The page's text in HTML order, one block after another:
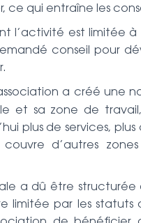
ce qui entraîne les
l’activité est limitée
conseil pour
a créé une
et sa zone de
plus de services,
d’autres
a dû être structurée
par les statuts